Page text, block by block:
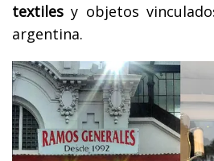
textiles y objetos
argentina.